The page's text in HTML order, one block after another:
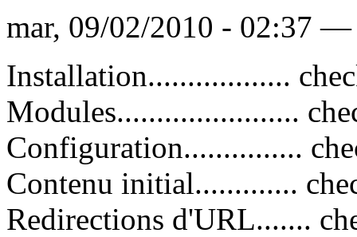
mar, 09/02/2010 - 02:37
Installation..................
Modules.......................
Configuration...............
Contenu initial.............
Redirections d'URL.......